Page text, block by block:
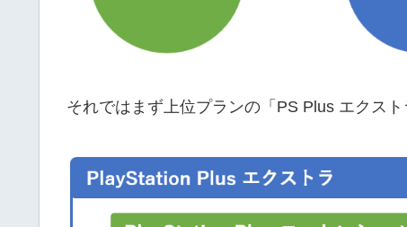
それではまず上位プランの「PS Plus エクスト